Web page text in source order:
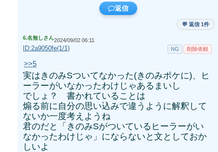
返信
💬 返信 1件
6.名無しさん2024/09/02 06:11
ID:2a9050fe(1/1) NG 削除依頼
>>5
実はきのみSついてなかった(きのみポケに)、ヒ
ーラーがいなかったわけじゃあるまいし
でしょ？ 書かれていることは
煽る前に自分の思い込みで違うように解釈して
ないか一度考えようね
君のだと「きのみSがついているヒーラーがい
なかったわけじゃ」にならないと文としておか
しいよ